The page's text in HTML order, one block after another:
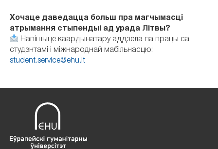
Хочаце даведацца больш пра магчымасці
атрымання стыпендыі ад урада Літвы?
Напішыце каардынатару аддзела па працы са
студэнтамі і міжнароднай мабільнасцю:
student.service@ehu.lt